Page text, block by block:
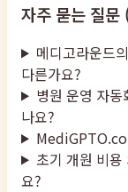
자주 묻는 질문
메디고라운드
다른가요?
병원 운영 자
나요?
초기 개원 비
요?